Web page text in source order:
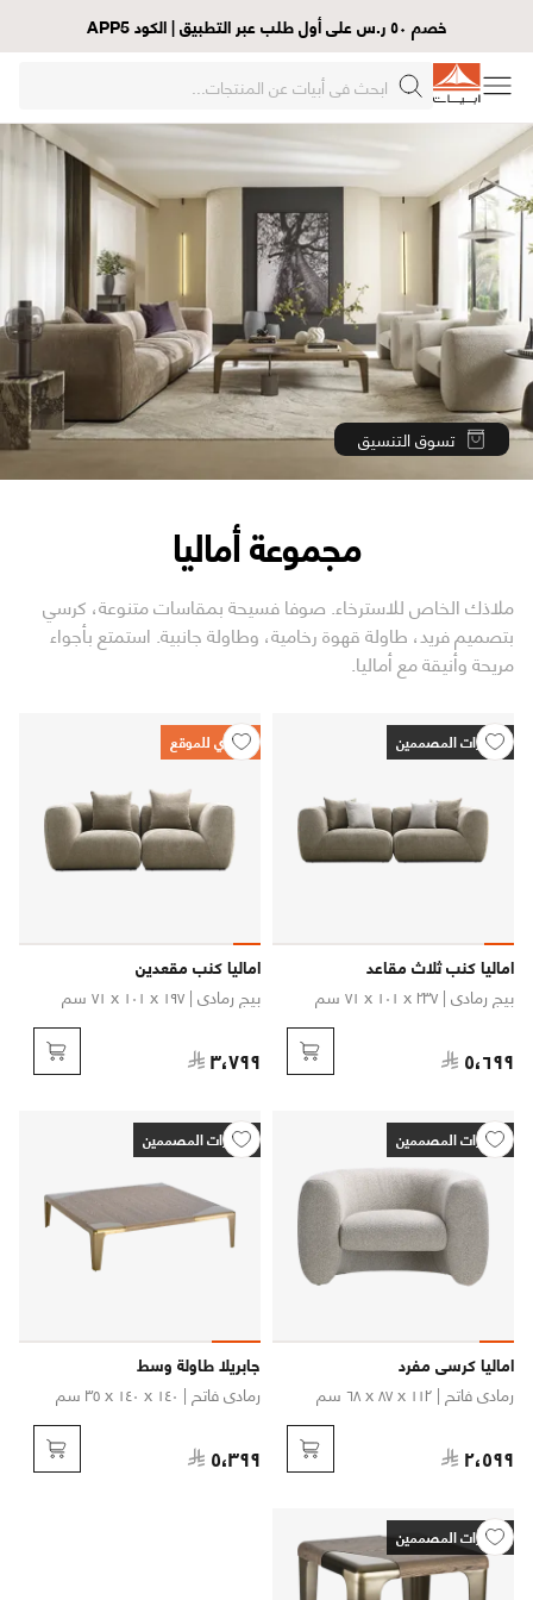
خصم ٥٠ ر.س على أول طلب عبر التطبيق | الكود APP5
تسوق التنسيق
مجموعة أماليا
ملاذك الخاص للاسترخاء. صوفا فسيحة بمقاسات متنوعة، كرسي
بتصميم فريد، طاولة قهوة رخامية، وطاولة جانبية. استمتع بأجواء
مريحة وأنيقة مع أماليا.
اختيارات المصممين
اماليا كنب ثلاث مقاعد
بيج رمادي | ٢٣٧ x ١٠١ x ٧١ سم
٥،٦٩٩
حصري للموقع
اماليا كنب مقعدين
بيج رمادي | ١٩٧ x ١٠١ x ٧١ سم
٣،٧٩٩
اختيارات المصممين
اماليا كرسي مفرد
رمادي فاتح | ١١٢ x ٨٧ x ٦٨ سم
٢،٥٩٩
اختيارات المصممين
جابريلا طاولة وسط
رمادي فاتح | ١٤٠ x ١٤٠ x ٣٥ سم
٥،٣٩٩
اختيارات المصممين